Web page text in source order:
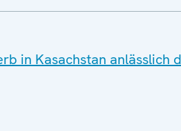
in Kasachstan anlässlich